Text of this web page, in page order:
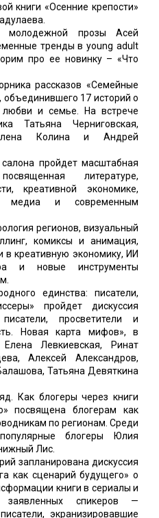
книги «Осенние крепости»
молодежной прозы Асей
тренды в young adult
про ее новинку – «Что
рассказов «Семейные
объединившего 17 историй о
и семье. На встрече
Татьяна Черниговская,
Колина и Андрей
пройдет масштабная
литературе,
креативной экономике,
медиа и современным
регионов, визуальный
комиксы и анимация,
в креативную экономику, ИИ
и новые инструменты
единства: писатели,
пройдет дискуссия
просветители и
Новая карта мифов», в
Левкиевская, Ринат
Алексей Александров,
Татьяна Девяткина
Как блогеры через книги
посвящена блогерам как
по регионам. Среди
блогеры Юлия
Лис.
запланирована дискуссия
как сценарий будущего» о
книги в сериалы и
заявленных спикеров —
экранизировавшие